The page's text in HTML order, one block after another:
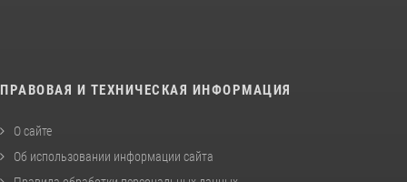
ПРАВОВАЯ И ТЕХНИЧЕСКАЯ ИНФОРМАЦИЯ
О сайте
Об использовании информации сайта